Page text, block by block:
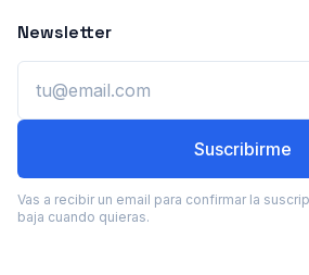
Newsletter
Suscribirme
Vas a recibir un email para confirmar la
baja cuando quieras.